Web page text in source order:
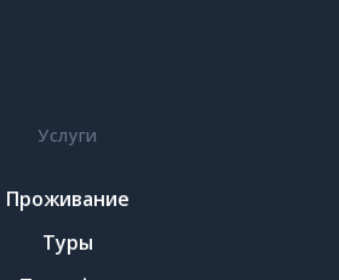
Услуги
Проживание
Туры